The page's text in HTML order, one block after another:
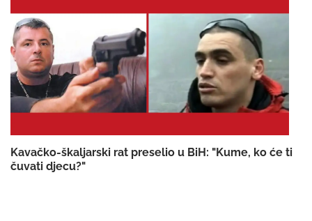
Kavačko-škaljarski rat preselio u BiH: "Kume, ko će ti
čuvati djecu?"